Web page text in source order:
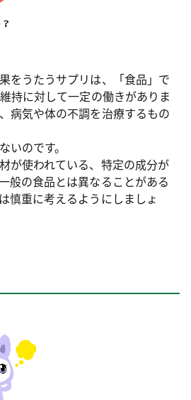
をうたうサプリは、「食品」で
持に対して一定の働きがありま
病気や体の不調を治療するもの
いのです。
が使われている、特定の成分が
般の食品とは異なることがある
慎重に考えるようにしましょ